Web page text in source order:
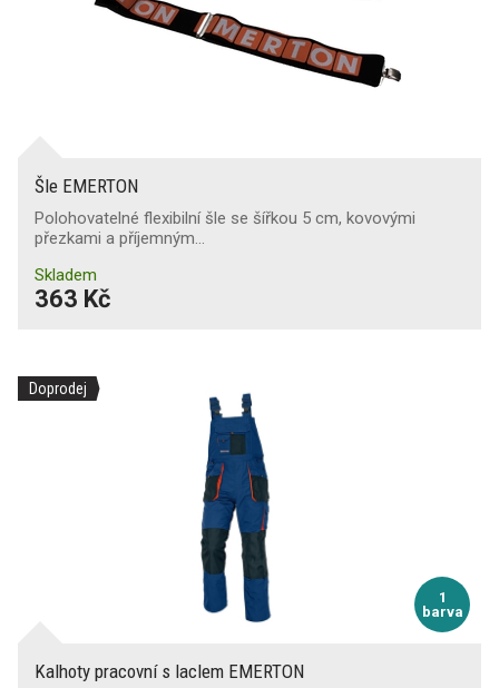
Šle EMERTON
Polohovatelné flexibilní šle se šířkou 5 cm, kovovými
přezkami a příjemným…
Skladem
363 Kč
Doprodej
1
barva
Kalhoty pracovní s laclem EMERTON